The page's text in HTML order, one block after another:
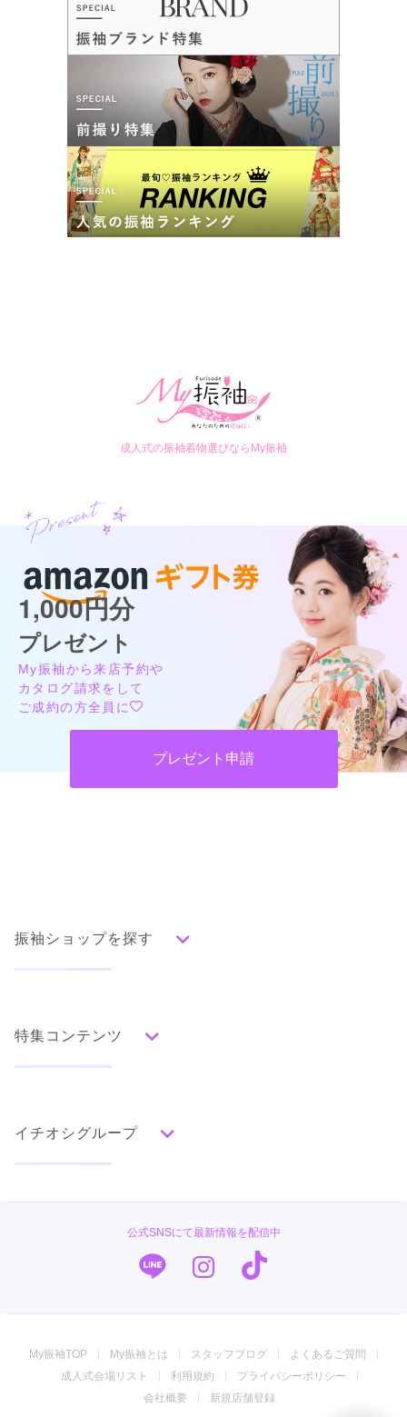
成人式の振袖着物選びならMy振袖
1,000円分
プレゼント
My振袖から来店予約や
カタログ請求をして
ご成約の方全員に
プレゼント申請
振袖ショップを探す
みんなの振袖ランキングトップ
色別ランキング
グレー
白
エレガント キュート クール
百合
橘 蝶 鶴 松竹梅 扇面 車
華籠
熨斗
宝尽 波 雪輪 雲取り 道長取り
矢絣
縞 その他
口コミから探す
特集コンテンツ
ママ振特集
個性的振袖コーディネート特集
成人式レポート
振袖ブランド特集
イチオシグループ
ジョイフル恵利
振袖専門店 一蔵
公式SNSにて最新情報を配信中
My振袖TOP My振袖とは スタッフブログ
よくあるご質問
成人式会場リスト
利用規約
プライバシーポリシー
会社概要
新規店舗登録